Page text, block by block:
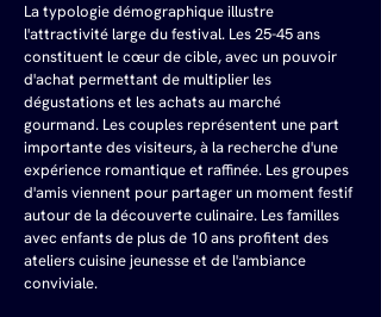
La typologie démographique illustre
l'attractivité large du festival. Les 25-45 ans
constituent le cœur de cible, avec un pouvoir
d'achat permettant de multiplier les
dégustations et les achats au marché
gourmand. Les couples représentent une part
importante des visiteurs, à la recherche d'une
expérience romantique et raffinée. Les groupes
d'amis viennent pour partager un moment festif
autour de la découverte culinaire. Les familles
avec enfants de plus de 10 ans profitent des
ateliers cuisine jeunesse et de l'ambiance
conviviale.